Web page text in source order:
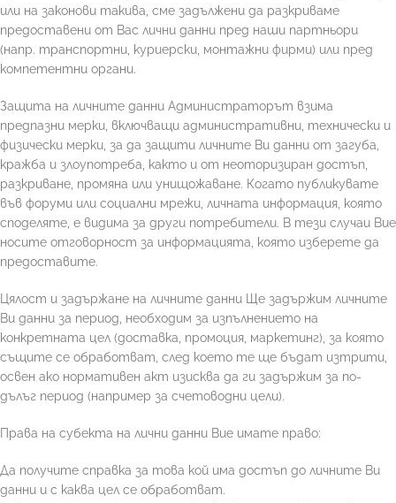
или на законови такива, сме задължени да разкриваме
предоставени от Вас лични данни пред наши партньори
(напр. транспортни, куриерски, монтажни фирми) или пред
компетентни органи.
Защита на личните данни Администраторът взима
предпазни мерки, включващи административни, технически и
физически мерки, за да защити личните Ви данни от загуба,
кражба и злоупотреба, както и от неоторизиран достъп,
разкриване, промяна или унищожаване. Когато публикувате
във форуми или социални мрежи, личната информация, която
споделяте, е видима за други потребители. В тези случаи Вие
носите отговорност за информацията, която изберете да
предоставите.
Цялост и задържане на личните данни Ще задържим личните
Ви данни за период, необходим за изпълнението на
конкретната цел (доставка, промоция, маркетинг), за която
същите се обработват, след което те ще бъдат изтрити,
освен ако нормативен акт изисква да ги задържим за по-
дълъг период (например за счетоводни цели).
Права на субекта на лични данни Вие имате право:
Да получите справка за това кой има достъп до личните Ви
данни и с каква цел се обработват.